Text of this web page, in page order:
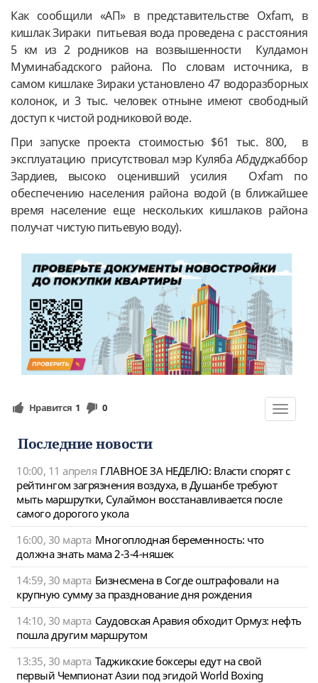
Как сообщили «АП» в представительстве Oxfam, в
кишлак Зираки питьевая вода проведена с расстояния
5 км из 2 родников на возвышенности Кулдамон
Муминабадского района. По словам источника, в
самом кишлаке Зираки установлено 47 водоразборных
колонок, и 3 тыс. человек отныне имеют свободный
доступ к чистой родниковой воде.
При запуске проекта стоимостью $61 тыс. 800, в
эксплуатацию присутствовал мэр Куляба Абдуджаббор
Зардиев, высоко оценивший усилия Oxfam по
обеспечению населения района водой (в ближайшее
время население еще нескольких кишлаков района
получат чистую питьевую воду).
Toggle
Нравится 1 0
Последние новости
10:00, 11 апреля ГЛАВНОЕ ЗА НЕДЕЛЮ: Власти спорят с
рейтингом загрязнения воздуха, в Душанбе требуют
мыть маршрутки, Сулаймон восстанавливается после
самого дорогого укола
16:00, 30 марта Многоплодная беременность: что
должна знать мама 2-3-4-няшек
14:59, 30 марта Бизнесмена в Согде оштрафовали на
крупную сумму за празднование дня рождения
14:10, 30 марта Саудовская Аравия обходит Ормуз: нефть
пошла другим маршрутом
13:35, 30 марта Таджикские боксеры едут на свой
первый Чемпионат Азии под эгидой World Boxing